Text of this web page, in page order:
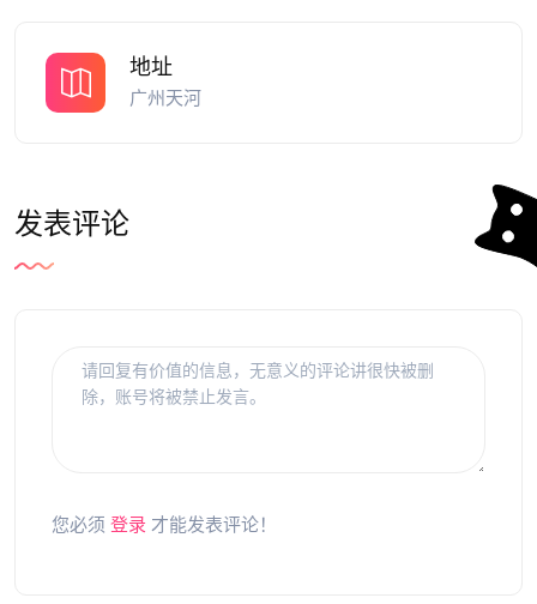
地址
广州天河
发表评论
您必须 登录 才能发表评论！